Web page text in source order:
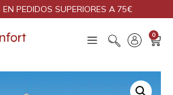
EN PEDIDOS SUPERIORES A 75€
0